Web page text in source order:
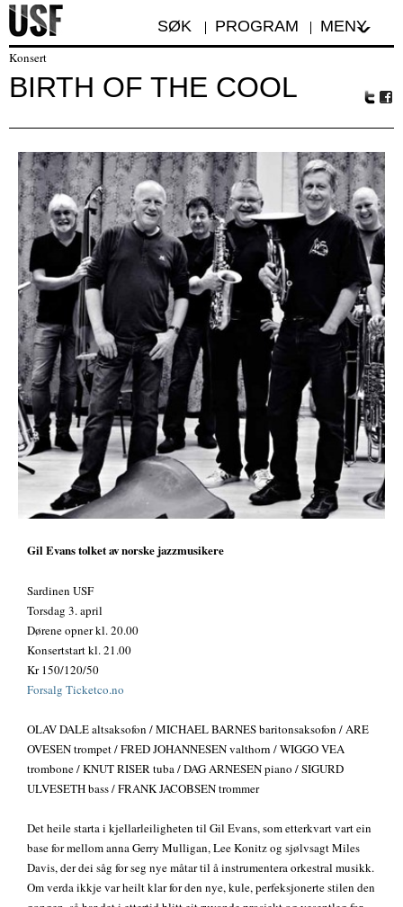
SØK PROGRAM MENY
Konsert
BIRTH OF THE COOL
r
oo
k
Gil Evans tolket av norske jazzmusikere
Sardinen USF
Torsdag 3. april
Dørene opner kl. 20.00
Konsertstart kl. 21.00
Kr 150/120/50
Forsalg Ticketco.no
OLAV DALE altsaksofon / MICHAEL BARNES baritonsaksofon / ARE
OVESEN trompet / FRED JOHANNESEN valthorn / WIGGO VEA
trombone / KNUT RISER tuba / DAG ARNESEN piano / SIGURD
ULVESETH bass / FRANK JACOBSEN trommer
Det heile starta i kjellarleiligheten til Gil Evans, som etterkvart vart ein
base for mellom anna Gerry Mulligan, Lee Konitz og sjølvsagt Miles
Davis, der dei såg for seg nye måtar til å instrumentera orkestral musikk.
Om verda ikkje var heilt klar for den nye, kule, perfeksjonerte stilen den